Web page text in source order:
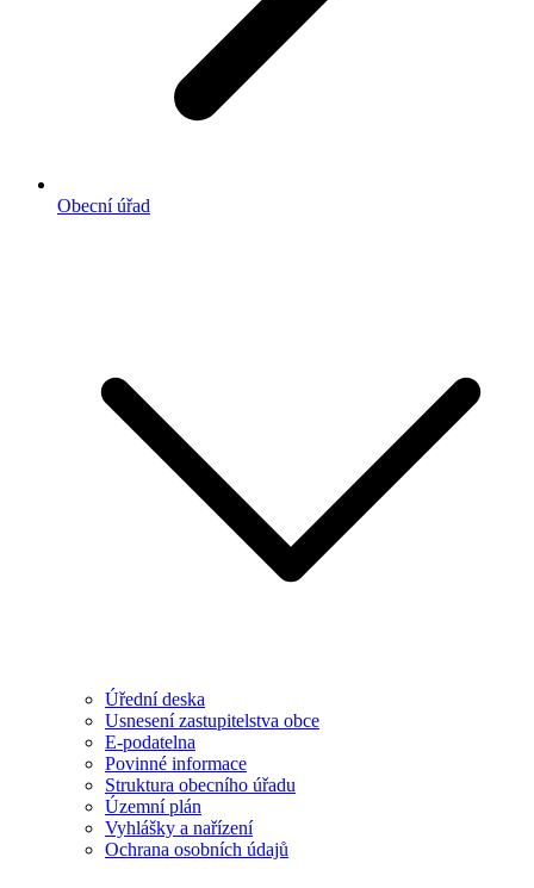
Obecní úřad
Úřední deska
Usnesení zastupitelstva obce
E-podatelna
Povinné informace
Struktura obecního úřadu
Územní plán
Vyhlášky a nařízení
Ochrana osobních údajů